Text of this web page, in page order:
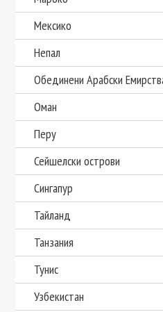
Мексико
Непал
Обединени Арабски
Оман
Перу
Сейшелски острови
Сингапур
Тайланд
Танзания
Тунис
Узбекистан